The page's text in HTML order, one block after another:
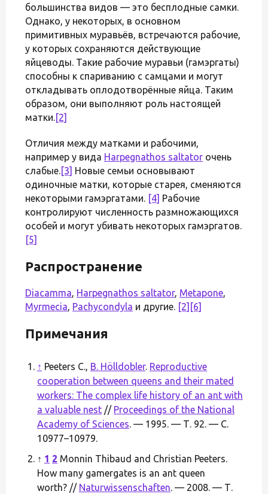
большинства видов — это бесплодные самки.
Однако, у некоторых, в основном
примитивных муравьёв, встречаются рабочие,
у которых сохраняются действующие
яйцеводы. Такие рабочие муравьи (гамэргаты)
способны к спариванию с самцами и могут
откладывать оплодотворённые яйца. Таким
образом, они выполняют роль настоящей
матки.[2]
Отличия между матками и рабочими,
например у вида Harpegnathos saltator очень
слабые.[3] Новые семьи основывают
одиночные матки, которые старея, сменяются
некоторыми гамэргатами. [4] Рабочие
контролируют численность размножающихся
особей и могут убивать некоторых гамэргатов.
[5]
Распространение
Diacamma, Harpegnathos saltator, Metapone,
Myrmecia, Pachycondyla и другие. [2] [6]
Примечания
↑ Peeters C., B. Hölldobler. Reproductive
cooperation between queens and their mated
workers: The complex life history of an ant with
a valuable nest // Proceedings of the National
Academy of Sciences. — 1995. — Т. 92. — С.
10977–10979.
↑ 1 2 Monnin Thibaud and Christian Peeters.
How many gamergates is an ant queen
worth? // Naturwissenschaften. — 2008. — Т.